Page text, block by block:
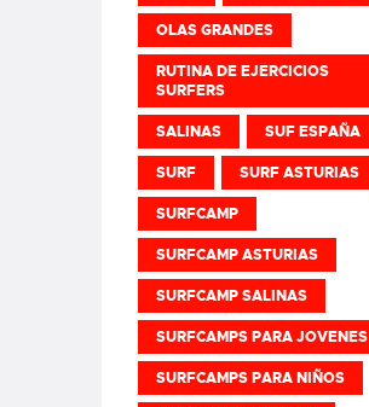
OLAS GRANDES
RUTINA DE EJERCICIOS
SURFERS
SALINAS SUF ESPAÑA
SURF SURF ASTURIAS
SURFCAMP
SURFCAMP ASTURIAS
SURFCAMP SALINAS
SURFCAMPS PARA JOVENES
SURFCAMPS PARA NIÑOS